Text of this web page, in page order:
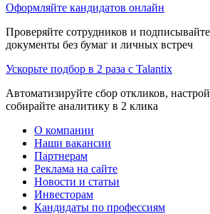
Оформляйте кандидатов онлайн
Проверяйте сотрудников и
документы без бумаг и личных встреч
Ускорьте подбор в 2 раза с Talantix
Автоматизируйте сбор откликов,
собирайте аналитику в 2 клика
О компании
Наши вакансии
Партнерам
Реклама на сайте
Новости и статьи
Инвесторам
Кандидаты по профессиям